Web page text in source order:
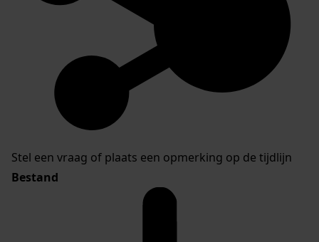
Stel een vraag of plaats een opmerking op de tijdlijn
Bestand